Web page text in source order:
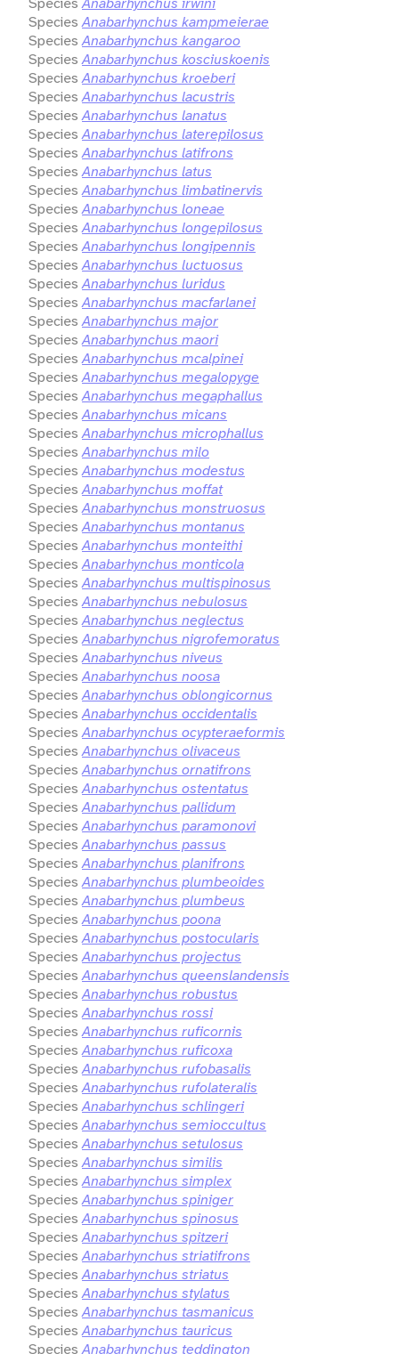
Species Anabarhynchus kampmeierae
Species Anabarhynchus kangaroo
Species Anabarhynchus kosciuskoenis
Species Anabarhynchus kroeberi
Species Anabarhynchus lacustris
Species Anabarhynchus lanatus
Species Anabarhynchus laterepilosus
Species Anabarhynchus latifrons
Species Anabarhynchus latus
Species Anabarhynchus limbatinervis
Species Anabarhynchus loneae
Species Anabarhynchus longepilosus
Species Anabarhynchus longipennis
Species Anabarhynchus luctuosus
Species Anabarhynchus luridus
Species Anabarhynchus macfarlanei
Species Anabarhynchus major
Species Anabarhynchus maori
Species Anabarhynchus mcalpinei
Species Anabarhynchus megalopyge
Species Anabarhynchus megaphallus
Species Anabarhynchus micans
Species Anabarhynchus microphallus
Species Anabarhynchus milo
Species Anabarhynchus modestus
Species Anabarhynchus moffat
Species Anabarhynchus monstruosus
Species Anabarhynchus montanus
Species Anabarhynchus monteithi
Species Anabarhynchus monticola
Species Anabarhynchus multispinosus
Species Anabarhynchus nebulosus
Species Anabarhynchus neglectus
Species Anabarhynchus nigrofemoratus
Species Anabarhynchus niveus
Species Anabarhynchus noosa
Species Anabarhynchus oblongicornus
Species Anabarhynchus occidentalis
Species Anabarhynchus ocypteraeformis
Species Anabarhynchus olivaceus
Species Anabarhynchus ornatifrons
Species Anabarhynchus ostentatus
Species Anabarhynchus pallidum
Species Anabarhynchus paramonovi
Species Anabarhynchus passus
Species Anabarhynchus planifrons
Species Anabarhynchus plumbeoides
Species Anabarhynchus plumbeus
Species Anabarhynchus poona
Species Anabarhynchus postocularis
Species Anabarhynchus projectus
Species Anabarhynchus queenslandensis
Species Anabarhynchus robustus
Species Anabarhynchus rossi
Species Anabarhynchus ruficornis
Species Anabarhynchus ruficoxa
Species Anabarhynchus rufobasalis
Species Anabarhynchus rufolateralis
Species Anabarhynchus schlingeri
Species Anabarhynchus semioccultus
Species Anabarhynchus setulosus
Species Anabarhynchus similis
Species Anabarhynchus simplex
Species Anabarhynchus spiniger
Species Anabarhynchus spinosus
Species Anabarhynchus spitzeri
Species Anabarhynchus striatifrons
Species Anabarhynchus striatus
Species Anabarhynchus stylatus
Species Anabarhynchus tasmanicus
Species Anabarhynchus tauricus
Species Anabarhynchus teddington